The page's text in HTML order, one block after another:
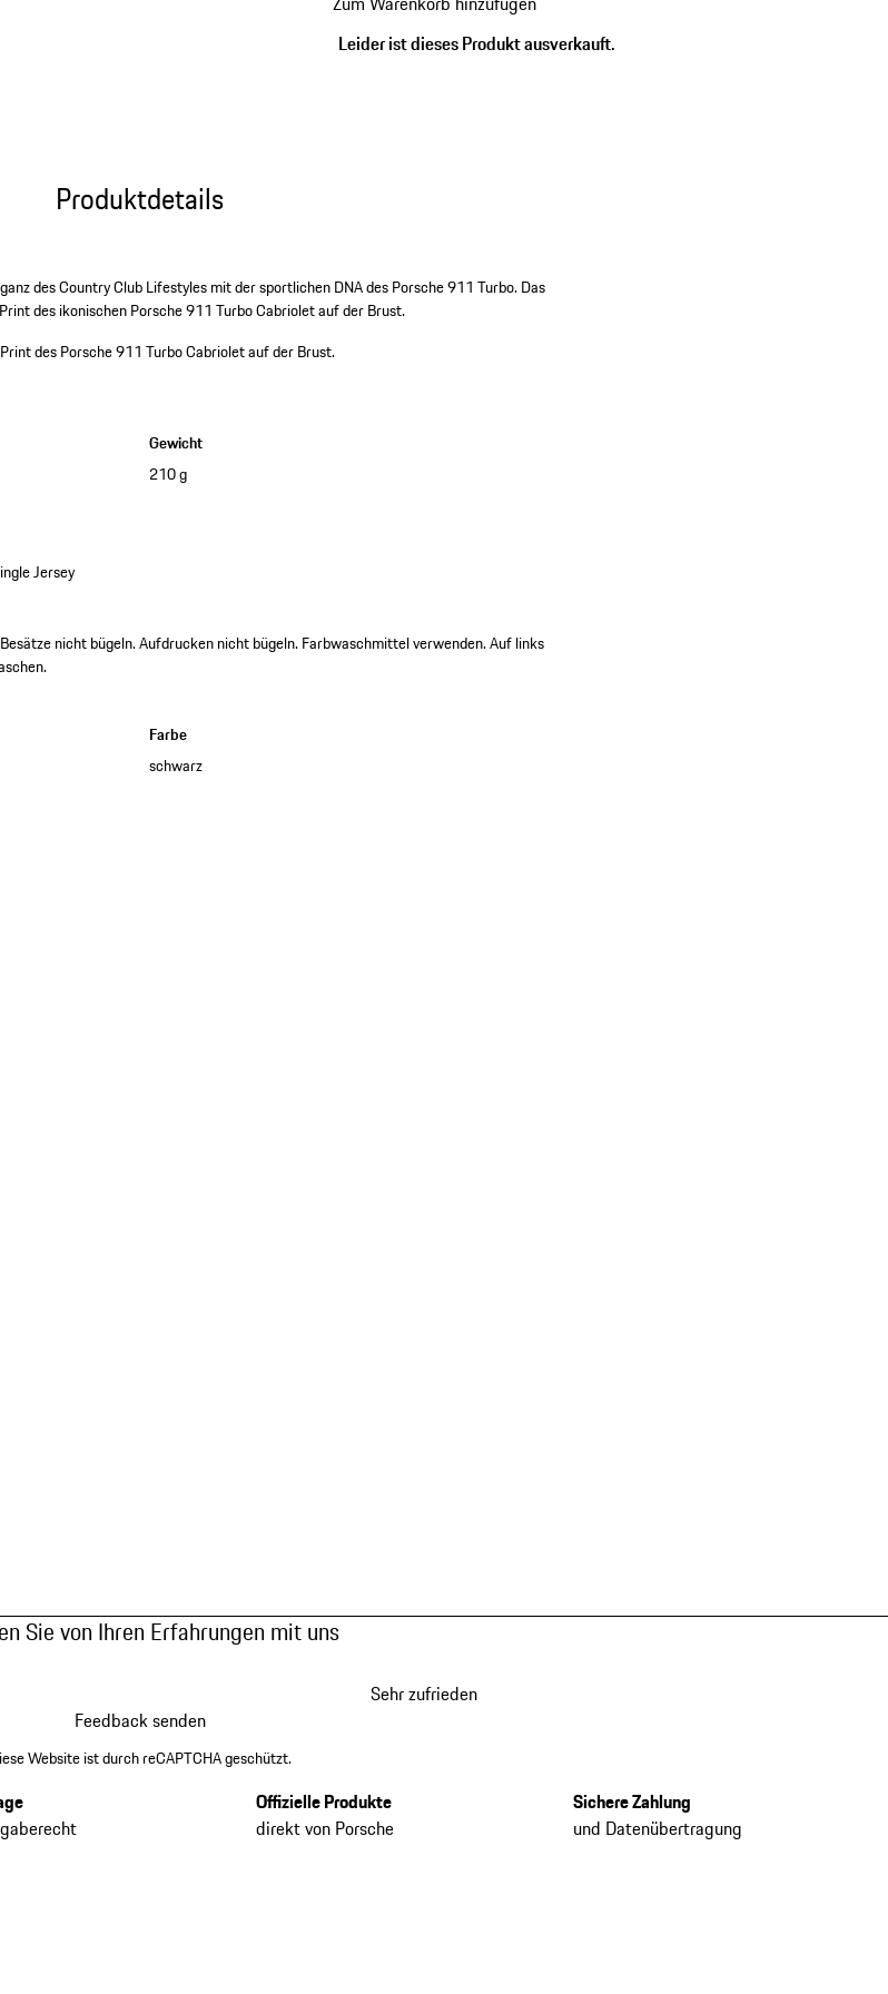
Leider ist dieses Produkt ausverkauft.
Produktdetails
des Country Club Lifestyles mit der sportlichen DNA des Porsche 911 Turbo. Das
des ikonischen Porsche 911 Turbo Cabriolet auf der Brust.
des Porsche 911 Turbo Cabriolet auf der Brust.
Gewicht
210 g
Jersey
nicht bügeln. Aufdrucken nicht bügeln. Farbwaschmittel verwenden. Auf links
Farbe
schwarz
Sie von Ihren Erfahrungen mit uns
Sehr zufrieden
Feedback senden
Website ist durch reCAPTCHA geschützt.
Offizielle Produkte
direkt von Porsche
Sichere Zahlung
und Datenübertragung